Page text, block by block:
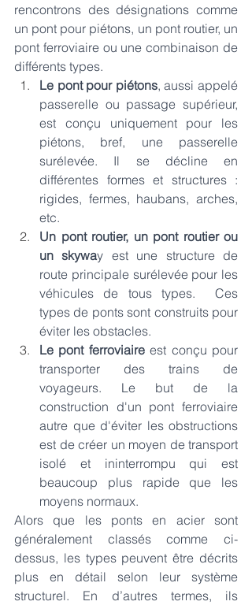
rencontrons des désignations comme
un pont pour piétons, un pont routier, un
pont ferroviaire ou une combinaison de
différents types.
Le pont pour piétons, aussi appelé
passerelle ou passage supérieur,
est conçu uniquement pour les
piétons, bref, une passerelle
surélevée. Il se décline en
différentes formes et structures :
rigides, fermes, haubans, arches,
etc.
Un pont routier, un pont routier ou
un skyway est une structure de
route principale surélevée pour les
véhicules de tous types.  Ces
types de ponts sont construits pour
éviter les obstacles.
Le pont ferroviaire est conçu pour
transporter des trains de
voyageurs. Le but de la
construction d'un pont ferroviaire
autre que d'éviter les obstructions
est de créer un moyen de transport
isolé et ininterrompu qui est
beaucoup plus rapide que les
moyens normaux.
Alors que les ponts en acier sont
généralement classés comme ci-
dessus, les types peuvent être décrits
plus en détail selon leur système
structurel. En d’autres termes, ils